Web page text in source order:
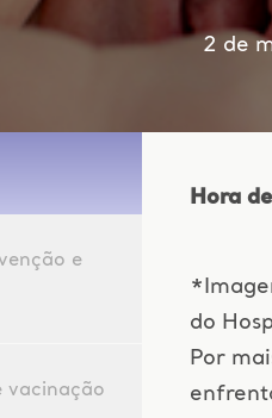
2 de
e
vacinação
Hora
do
Por